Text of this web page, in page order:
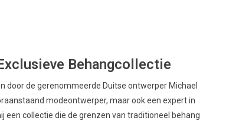
Behangcollectie
door de gerenommeerde Duitse ontwerper Michael
modeontwerper, maar ook een expert in
collectie die de grenzen van traditioneel behang